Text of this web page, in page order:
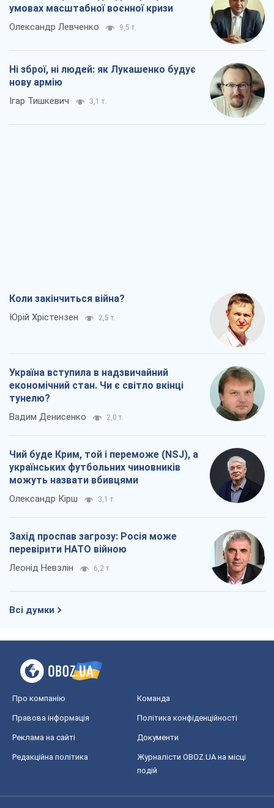
умовах масштабної воєнної кризи
Олександр Левченко 9,5 т.
Ні зброї, ні людей: як Лукашенко будує
нову армію
Ігар Тишкевич 3,1 т.
Коли закінчиться війна?
Юрій Хрістензен 2,5 т.
Україна вступила в надзвичайний
економічний стан. Чи є світло вкінці
тунелю?
Вадим Денисенко 2,0 т.
Чий буде Крим, той і переможе (NSJ), а
українських футбольних чиновників
можуть назвати вбивцями
Олександр Кірш 3,1 т.
Захід проспав загрозу: Росія може
перевірити НАТО війною
Леонід Невзлін 6,2 т.
Всі думки
Про компанію Команда
Правова інформація Політика конфіденційності
Реклама на сайті Документи
Редакційна політика
Журналісти OBOZ.UA на місці
подій